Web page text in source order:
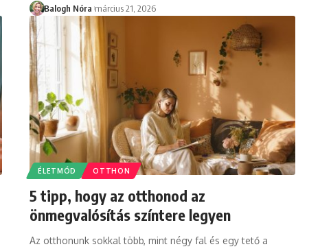
Balogh Nóra március 21, 2026
ÉLETMÓD OTTHON
5 tipp, hogy az otthonod az
önmegvalósítás színtere legyen
Az otthonunk sokkal több, mint négy fal és egy tető a